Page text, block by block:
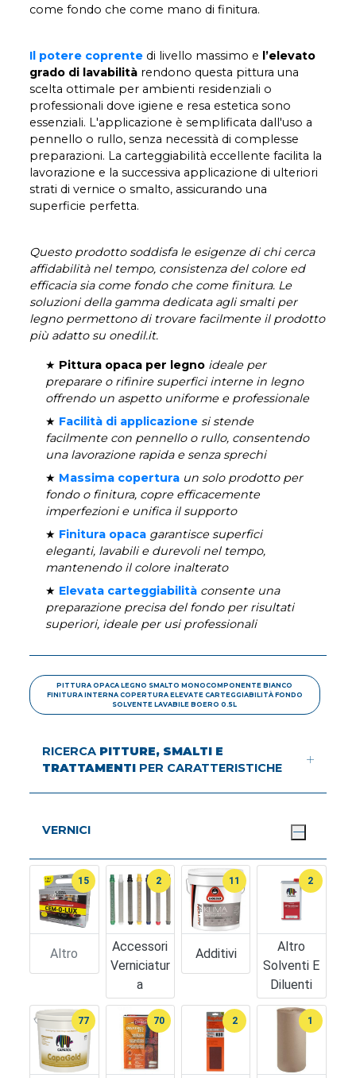
come fondo che come mano di finitura.
Il potere coprente di livello massimo e l’elevato
grado di lavabilità rendono questa pittura una
scelta ottimale per ambienti residenziali o
professionali dove igiene e resa estetica sono
essenziali. L'applicazione è semplificata dall'uso a
pennello o rullo, senza necessità di complesse
preparazioni. La carteggiabilità eccellente facilita la
lavorazione e la successiva applicazione di ulteriori
strati di vernice o smalto, assicurando una
superficie perfetta.
Questo prodotto soddisfa le esigenze di chi cerca
affidabilità nel tempo, consistenza del colore ed
efficacia sia come fondo che come finitura. Le
soluzioni della gamma dedicata agli smalti per
legno permettono di trovare facilmente il prodotto
più adatto su onedil.it.
★ Pittura opaca per legno ideale per
preparare o rifinire superfici interne in legno
offrendo un aspetto uniforme e professionale
★ Facilità di applicazione si stende
facilmente con pennello o rullo, consentendo
una lavorazione rapida e senza sprechi
★ Massima copertura un solo prodotto per
fondo o finitura, copre efficacemente
imperfezioni e unifica il supporto
★ Finitura opaca garantisce superfici
eleganti, lavabili e durevoli nel tempo,
mantenendo il colore inalterato
★ Elevata carteggiabilità consente una
preparazione precisa del fondo per risultati
superiori, ideale per usi professionali
PITTURA OPACA LEGNO SMALTO MONOCOMPONENTE BIANCO
FINITURA INTERNA COPERTURA ELEVATE CARTEGGIABILITÀ FONDO
SOLVENTE LAVABILE BOERO 0.5L
RICERCA PITTURE, SMALTI E
TRATTAMENTI PER CARATTERISTICHE
VERNICI
Altro
15
Accessori
Verniciatur
A
2
Additivi
11
Altro
Solventi E
Diluenti
2
77 70 2 1